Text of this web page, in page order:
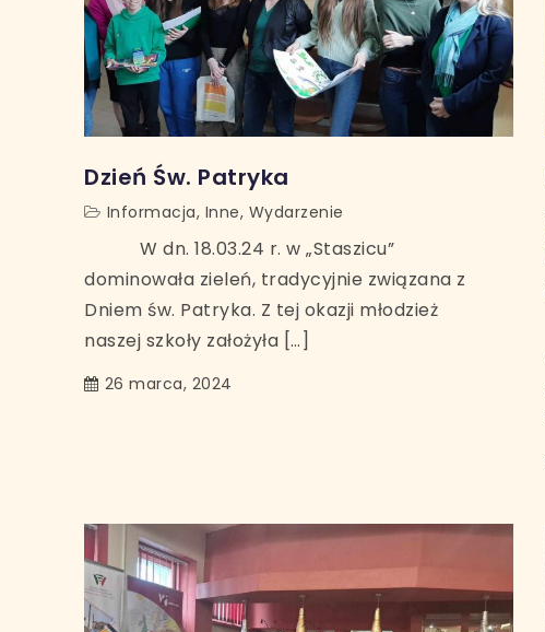
Dzień Św. Patryka
Informacja, Inne, Wydarzenie
W dn. 18.03.24 r. w „Staszicu”
dominowała zieleń, tradycyjnie związana z
Dniem św. Patryka. Z tej okazji młodzież
naszej szkoły założyła […]
26 marca, 2024